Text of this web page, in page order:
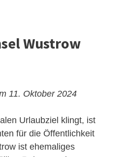
Wustrow
11. Oktober 2024
Urlaubziel klingt, ist
für die Öffentlichkeit
ist ehemaliges